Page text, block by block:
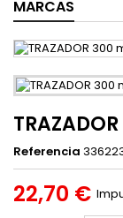
MARCAS
Referencia
22,70 €